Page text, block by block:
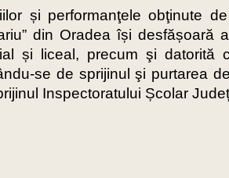
și performanţele obţinute
din Oradea își desfășoară
și liceal, precum şi datorită
se de sprijinul şi purtarea
Inspectoratului Școlar